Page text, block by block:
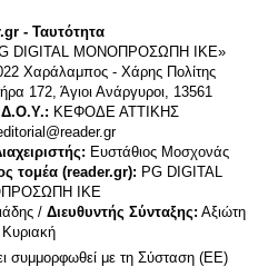
- Ταυτότητα
DIGITAL MONΟΠΡΟΣΩΠΗ ΙΚΕ»
Χαράλαμπος - Χάρης Πολίτης
172, Άγιοι Ανάργυροι, 13561
Δ.Ο.Υ.: ΚΕΦΟΔΕ ΑΤΤΙΚΗΣ
Ευστάθιος Μοσχονάς
τομέα (reader.gr): PG DIGITAL
ΙΚΕ
/ Διευθυντής Σύνταξης: Αξιώτη
Κυριακή
συμμορφωθεί με τη Σύσταση (ΕΕ)